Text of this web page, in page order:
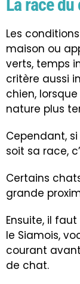
La race
Les
maison ou
verts, temps
critère aussi
chien,
nature plus
Cependant,
soit sa race,
Certains
grande
Ensuite, il
le Siamois,
courant
de chat.